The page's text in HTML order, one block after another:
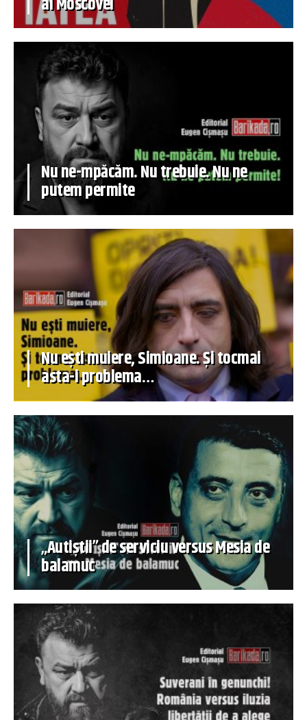
Nu ne-mpăcăm. Nu trebuie. Nu ne
putem permite
Nu ești muiere, Simioane. Și tocmai
asta-i problema…
„Autiștii” de serviciu versus Mesia de
balamuc